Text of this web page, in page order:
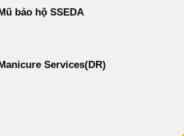
Mũ bảo hộ SSEDA
Manicure Services(DR)